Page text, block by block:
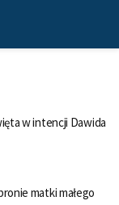
w intencji Dawida
matki małego